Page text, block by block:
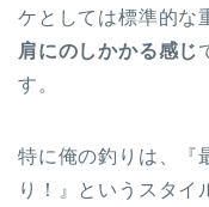
ケとしては標準的な
肩にのしかかる感じ
す。
特に俺の釣りは、『
り！』というスタイ